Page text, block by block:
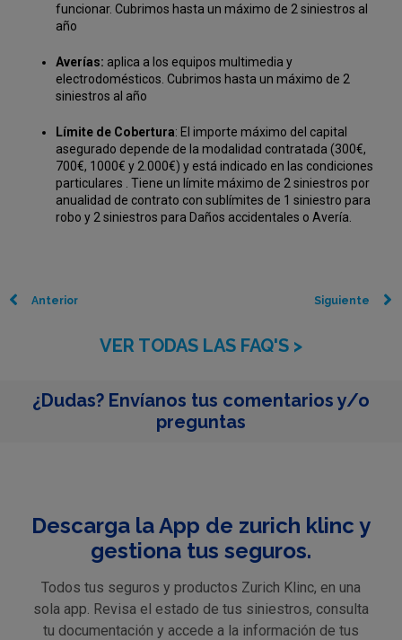
funcionar. Cubrimos hasta un máximo de 2 siniestros al
año
Averías: aplica a los equipos multimedia y
electrodomésticos. Cubrimos hasta un máximo de 2
siniestros al año
Límite de Cobertura: El importe máximo del capital
asegurado depende de la modalidad contratada (300€,
700€, 1000€ y 2.000€) y está indicado en las condiciones
particulares . Tiene un límite máximo de 2 siniestros por
anualidad de contrato con sublímites de 1 siniestro para
robo y 2 siniestros para Daños accidentales o Avería.
Anterior Siguiente
VER TODAS LAS FAQ'S >
¿Dudas? Envíanos tus comentarios y/o
preguntas
Descarga la App de zurich klinc y
gestiona tus seguros.
Todos tus seguros y productos Zurich Klinc, en una
sola app. Revisa el estado de tus siniestros, consulta
tu documentación y accede a la información de tus